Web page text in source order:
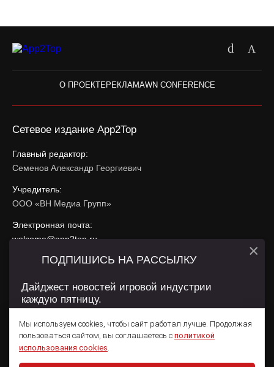
О ПРОЕКТЕРЕКЛАМАWN CONFERENCE
Сетевое издание App2Top
Главный редактор:
Семенов Александр Георгиевич
Учредитель:
ООО «ВН Медиа Групп»
Электронная почта:
welcome@app2top.ru
При использовании материалов активная ссылка на
Сайт использует IP адреса, cookie, данные геолокации
использования содержатся вПолитике конфиденциальностии
Пользовательском соглашении .
Мы используем cookies, чтобы сайт работал лучше. Продолжая
пользоваться сайтом, вы соглашаетесь с политикой
использования cookies.
ПОДПИШИСЬ НА РАССЫЛКУ
Дайджест новостей игровой индустрии
каждую пятницу.
×